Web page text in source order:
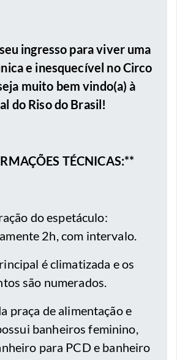
ingresso para viver uma
e inesquecível no Circo
muito bem vindo(a) à
do Riso do Brasil!
TÉCNICAS:**
do espetáculo:
2h, com intervalo.
é climatizada e os
são numerados.
praça de alimentação e
banheiros feminino,
para PCD e banheiro